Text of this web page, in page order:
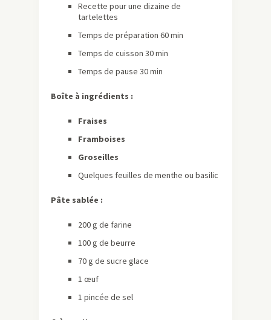
Recette pour une dizaine de
tartelettes
Temps de préparation 60 min
Temps de cuisson 30 min
Temps de pause 30 min
Boîte à ingrédients :
Fraises
Framboises
Groseilles
Quelques feuilles de menthe ou basilic
Pâte sablée :
200 g de farine
100 g de beurre
70 g de sucre glace
1 œuf
1 pincée de sel